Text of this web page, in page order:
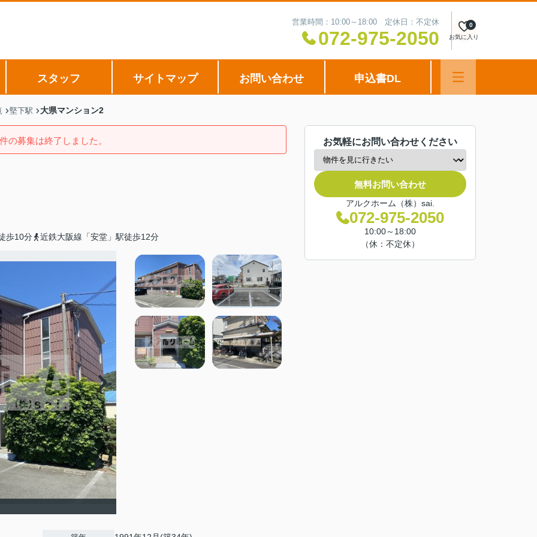
営業時間：10:00～18:00 定休日：不定休
072-975-2050 お気に入り
0
スタッフ サイトマップ お問い合わせ 申込書DL
堅下駅 大県マンション2
の募集は終了しました。
歩10分 近鉄大阪線「安堂」駅徒歩12分
お気軽にお問い合わせください
無料お問い合わせ
アルクホーム（株）sai.
072-975-2050
10:00～18:00
（休：不定休）